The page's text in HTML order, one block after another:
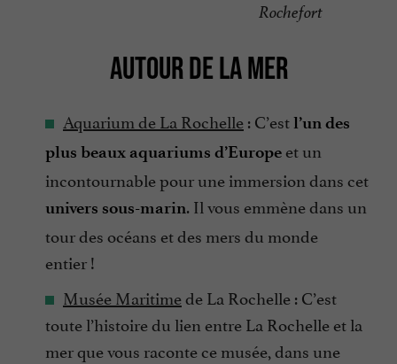
Rochefort
AUTOUR DE LA MER
Aquarium de La Rochelle: C’estl’un des
plus beaux aquariums d’Europe et un
incontournable pour une immersion dans cet
univers sous-marin. Il vous emmène dans un
tour des océans et des mers du monde
entier !
Musée Maritimede La Rochelle : C’est
toute l’histoire du lien entre La Rochelle et la
mer que vous raconte ce musée, dans une